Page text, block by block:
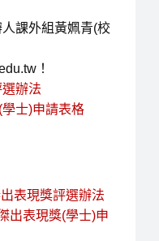
課外組黃姵青(校
！
辦法
士)申請表格
表現獎評選辦法
出表現獎(學士)申